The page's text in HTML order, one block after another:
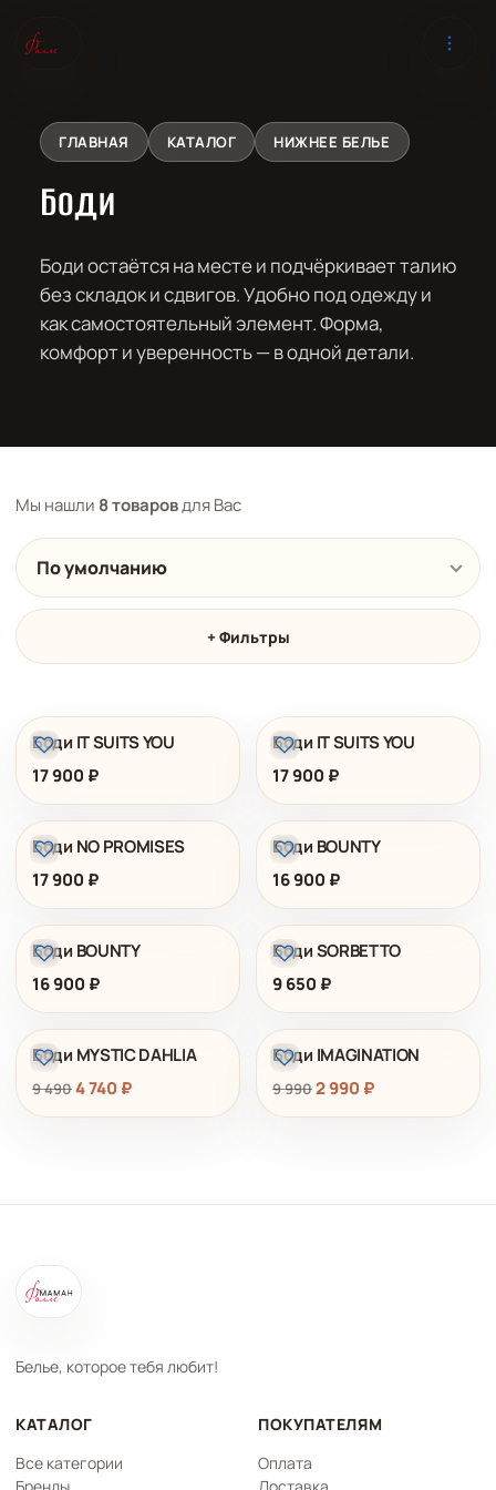
ГЛАВНАЯ КАТАЛОГ НИЖНЕЕ БЕЛЬЕ
Боди
Боди остаётся на месте и подчёркивает талию
без складок и сдвигов. Удобно под одежду и
как самостоятельный элемент. Форма,
комфорт и уверенность — в одной детали.
Мы нашли 8 товаровдля Вас
По умолчанию
+ Фильтры
Все товары
Бренд
Линия
Цвет
Размер
Боди IT SUITS YOU
17 900 ₽
Боди IT SUITS YOU
17 900 ₽
Боди NO PROMISES
17 900 ₽
Боди BOUNTY
16 900 ₽
Боди BOUNTY
16 900 ₽
Боди SORBETTO
9 650 ₽
РАСПРОДАЖА
Боди MYSTIC DAHLIA
9 4904 740 ₽
РАСПРОДАЖА
Боди IMAGINATION
9 9902 990 ₽
Белье, которое тебя любит!
КАТАЛОГ
Все категории
ПОКУПАТЕЛЯМ
Оплата